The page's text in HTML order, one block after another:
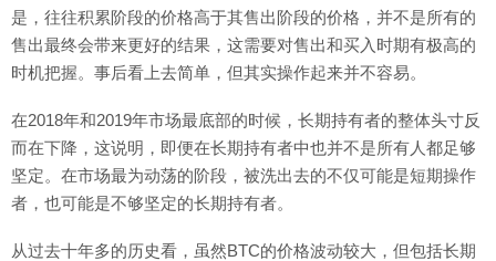
是，往往积累阶段的价格高于其售出阶段的价格，并不是所有的
售出最终会带来更好的结果，这需要对售出和买入时期有极高的
时机把握。事后看上去简单，但其实操作起来并不容易。
在2018年和2019年市场最底部的时候，长期持有者的整体头寸反
而在下降，这说明，即便在长期持有者中也并不是所有人都足够
坚定。在市场最为动荡的阶段，被洗出去的不仅可能是短期操作
者，也可能是不够坚定的长期持有者。
从过去十年多的历史看，虽然BTC的价格波动较大，但包括长期